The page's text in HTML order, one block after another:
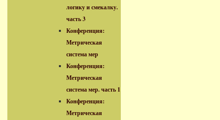
логику и смекалку.
часть 3
Конференция:
Метрическая
система мер
Конференция:
Метрическая
система мер. часть 1
Конференция:
Метрическая